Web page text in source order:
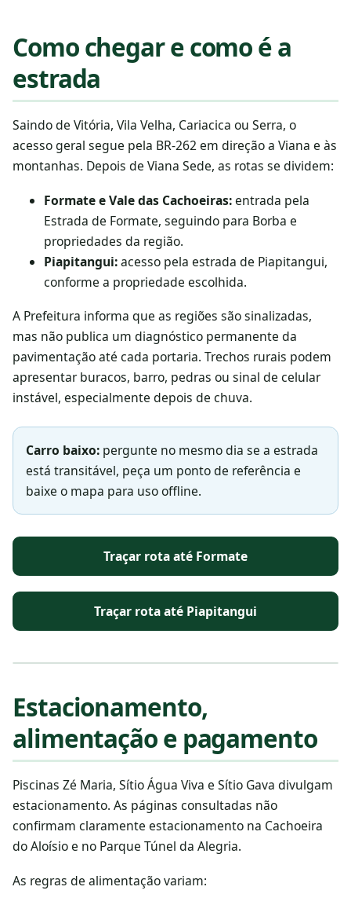
Como chegar e como é a
estrada
Saindo de Vitória, Vila Velha, Cariacica ou Serra, o
acesso geral segue pela BR-262 em direção a Viana e às
montanhas. Depois de Viana Sede, as rotas se dividem:
Formate e Vale das Cachoeiras:entrada pela
Estrada de Formate, seguindo para Borba e
propriedades da região.
Piapitangui:acesso pela estrada de Piapitangui,
conforme a propriedade escolhida.
A Prefeitura informa que as regiões são sinalizadas,
mas não publica um diagnóstico permanente da
pavimentação até cada portaria. Trechos rurais podem
apresentar buracos, barro, pedras ou sinal de celular
instável, especialmente depois de chuva.
Carro baixo: pergunte no mesmo dia se a estrada
está transitável, peça um ponto de referência e
baixe o mapa para uso offline.
Traçar rota até Formate
Traçar rota até Piapitangui
Estacionamento,
alimentação e pagamento
Piscinas Zé Maria, Sítio Água Viva e Sítio Gava divulgam
estacionamento. As páginas consultadas não
confirmam claramente estacionamento na Cachoeira
do Aloísio e no Parque Túnel da Alegria.
As regras de alimentação variam: